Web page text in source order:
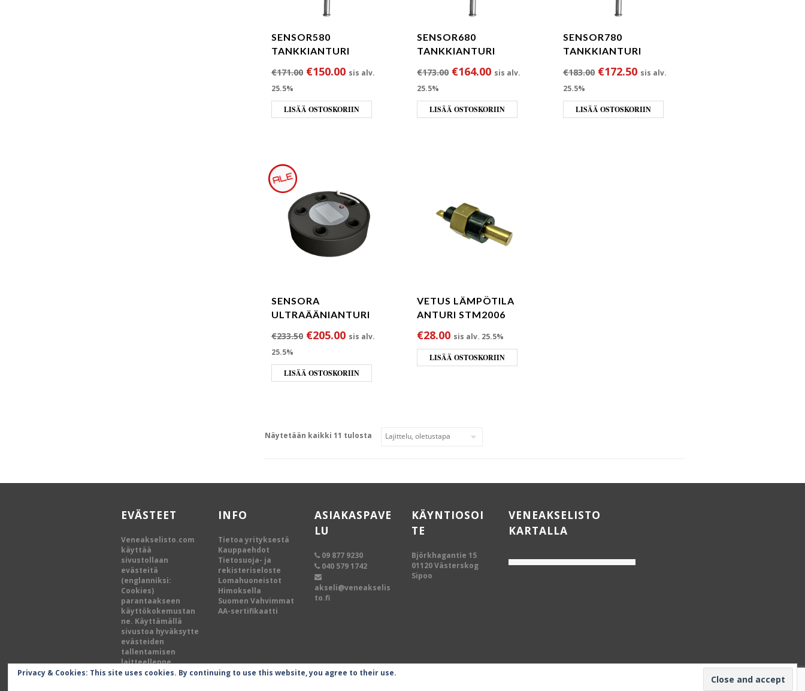
SENSOR580
TANKKIANTURI
€171.00 Alkuperäinen hinta oli: €171.00.
€150.00Nykyinen hinta on: €150.00.
sis alv.
25.5%
LISÄÄ OSTOSKORIIN
SENSOR680
TANKKIANTURI
€173.00 Alkuperäinen hinta oli: €173.00.
€164.00Nykyinen hinta on: €164.00.
sis alv.
25.5%
LISÄÄ OSTOSKORIIN
SENSOR780
TANKKIANTURI
€183.00 Alkuperäinen hinta oli: €183.00.
€172.50Nykyinen hinta on: €172.50.
sis alv.
25.5%
LISÄÄ OSTOSKORIIN
SENSORA
ULTRAÄÄNIANTURI
€233.50 Alkuperäinen hinta oli: €233.50.
€205.00Nykyinen hinta on: €205.00.
sis alv.
25.5%
LISÄÄ OSTOSKORIIN
VETUS LÄMPÖTILA
ANTURI STM2006
€28.00 sis alv. 25.5%
LISÄÄ OSTOSKORIIN
Näytetään kaikki 11 tulosta
EVÄSTEET
Veneakselisto.com
käyttää
sivustollaan
evästeitä
(englanniksi:
Cookies)
parantaakseen
käyttökokemustan
ne. Käyttämällä
sivustoa hyväksytte
evästeiden
tallentamisen
laitteellenne.
INFO
Tietoa yrityksestä
Kauppaehdot
Tietosuoja- ja
rekisteriseloste
Lomahuoneistot
Himoksella
Suomen Vahvimmat
AA-sertifikaatti
ASIAKASPAVE
LU
09 877 9230
040 579 1742
akseli@veneakselis
to.fi
KÄYNTIOSOI
TE
Björkhagantie 15
01120 Västerskog
Sipoo
VENEAKSELISTO
KARTALLA
Privacy & Cookies: This site uses cookies. By continuing to use this website, you agree to their use.